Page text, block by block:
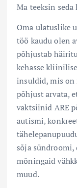
Ma teeksin seda
Oma ulatuslike
töö kaudu olen
põhjustab
kehasse
insuldid, mis on
põhjust arvata,
vaktsiinid ARE
autismi,
sõja
mõningaid
muud.